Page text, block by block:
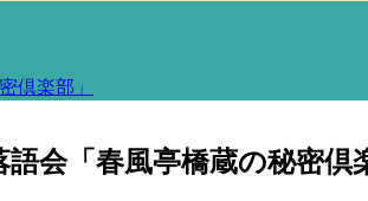
倶楽部」
会「春風亭橋蔵の秘密倶